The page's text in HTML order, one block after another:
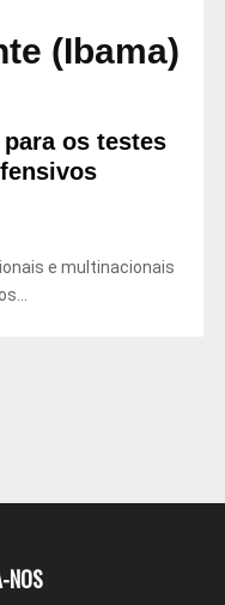
(Ibama)
os testes
e multinacionais
NOS